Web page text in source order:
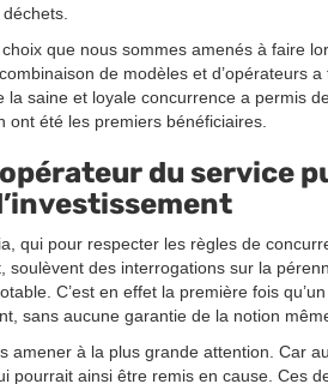
que nous sommes amenés à faire
de modèles et d’opérateurs
saine et loyale concurrence a permis
ont été les premiers bénéficiaires.
du service
qui pour respecter les règles de
soulèvent des interrogations sur la
C’est en effet la première fois
sans aucune garantie de la notion
amener à la plus grande attention. Car
pourrait ainsi être remis en cause. Ces